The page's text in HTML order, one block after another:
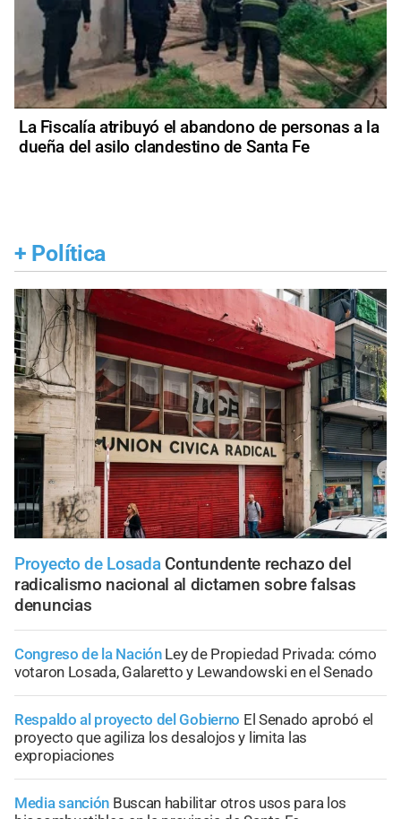
La Fiscalía atribuyó el abandono de personas a la
dueña del asilo clandestino de Santa Fe
+ Política
Proyecto de Losada Contundente rechazo del
radicalismo nacional al dictamen sobre falsas
denuncias
Congreso de la Nación Ley de Propiedad Privada: cómo
votaron Losada, Galaretto y Lewandowski en el Senado
Respaldo al proyecto del Gobierno El Senado aprobó el
proyecto que agiliza los desalojos y limita las
expropiaciones
Media sanción Buscan habilitar otros usos para los